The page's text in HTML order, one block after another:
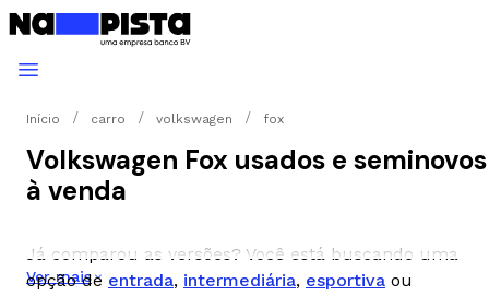
Início carro volkswagen fox
Volkswagen Fox usados e seminovos
à venda
Já comparou as versões? Você está buscando uma
opção de entrada, intermediária, esportiva ou
Ver mais